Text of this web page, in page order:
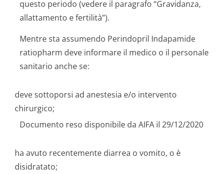
questo periodo (vedere il paragrafo “Gravidanza,
allattamento e fertilità”).
Mentre sta assumendo Perindopril Indapamide
ratiopharm deve informare il medico o il personale
sanitario anche se:
deve sottoporsi ad anestesia e/o intervento
chirurgico;
Documento reso disponibile da AIFA il 29/12/2020
ha avuto recentemente diarrea o vomito, o è
disidratato;